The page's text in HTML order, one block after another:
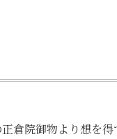
倉院御物より想を